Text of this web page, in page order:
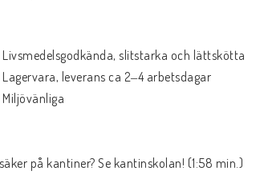
slitstarka och lättskötta
leverans ca 2‒4 arbetsdagar
på kantiner? Se kantinskolan! (1:58 min.)